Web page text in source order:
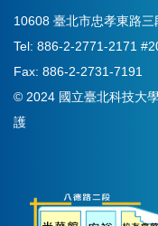
10608 臺北市忠孝東路
Tel: 886-2-2771-2171
Fax: 886-2-2731-7191
© 2024 國立臺北科技大
護